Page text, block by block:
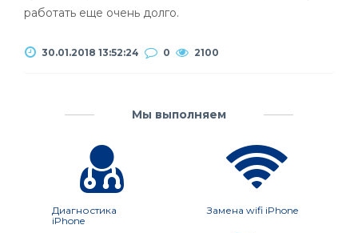
работать еще очень долго.
30.01.2018 13:52:24 0 2100
Мы выполняем
Диагностика
iPhone
Замена wifi iPhone